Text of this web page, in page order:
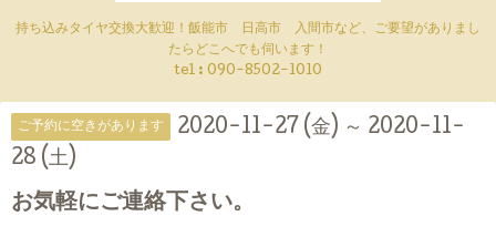
持ち込みタイヤ交換大歓迎！飯能市 日高市 入間市など、ご要望がありまし
たらどこへでも伺います！
tel : 090-8502-1010
ご予約に空きがあります
2020-11-27 (金) ～ 2020-11-
28 (土)
お気軽にご連絡下さい。